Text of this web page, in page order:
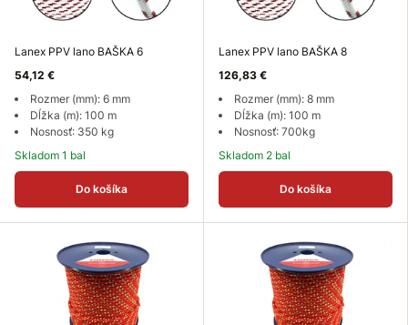
Lanex PPV lano BAŠKA 6
54,12 €
Rozmer (mm): 6 mm
Dĺžka (m): 100 m
Nosnosť: 350 kg
Skladom 1 bal
Do košíka
Lanex PPV lano BAŠKA 8
126,83 €
Rozmer (mm): 8 mm
Dĺžka (m): 100 m
Nosnosť: 700kg
Skladom 2 bal
Do košíka